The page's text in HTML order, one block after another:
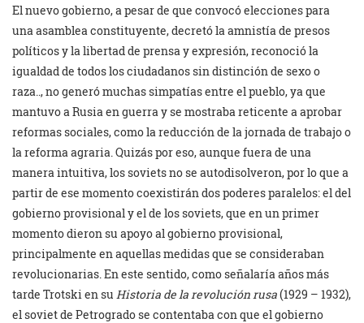
El nuevo gobierno, a pesar de que convocó elecciones para
una asamblea constituyente, decretó la amnistía de presos
políticos y la libertad de prensa y expresión, reconoció la
igualdad de todos los ciudadanos sin distinción de sexo o
raza.., no generó muchas simpatías entre el pueblo, ya que
mantuvo a Rusia en guerra y se mostraba reticente a aprobar
reformas sociales, como la reducción de la jornada de trabajo o
la reforma agraria. Quizás por eso, aunque fuera de una
manera intuitiva, los soviets no se autodisolveron, por lo que a
partir de ese momento coexistirán dos poderes paralelos: el del
gobierno provisional y el de los soviets, que en un primer
momento dieron su apoyo al gobierno provisional,
principalmente en aquellas medidas que se consideraban
revolucionarias. En este sentido, como señalaría años más
tarde Trotski en su Historia de la revolución rusa(1929 – 1932),
el soviet de Petrogrado se contentaba con que el gobierno